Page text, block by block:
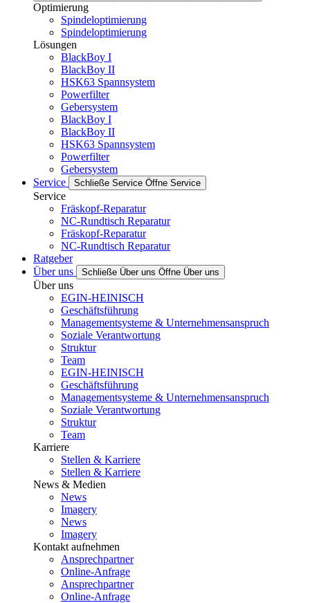
Optimierung
Spindeloptimierung
Spindeloptimierung
Lösungen
BlackBoy I
BlackBoy II
HSK63 Spannsystem
Powerfilter
Gebersystem
BlackBoy I
BlackBoy II
HSK63 Spannsystem
Powerfilter
Gebersystem
Service
Schließe Service Öffne Service
Service
Fräskopf-Reparatur
NC-Rundtisch Reparatur
Fräskopf-Reparatur
NC-Rundtisch Reparatur
Ratgeber
Über uns
Schließe Über uns Öffne Über uns
Über uns
EGIN-HEINISCH
Geschäftsführung
Managementsysteme & Unternehmensanspruch
Soziale Verantwortung
Struktur
Team
EGIN-HEINISCH
Geschäftsführung
Managementsysteme & Unternehmensanspruch
Soziale Verantwortung
Struktur
Team
Karriere
Stellen & Karriere
Stellen & Karriere
News & Medien
News
Imagery
News
Imagery
Kontakt aufnehmen
Ansprechpartner
Online-Anfrage
Ansprechpartner
Online-Anfrage